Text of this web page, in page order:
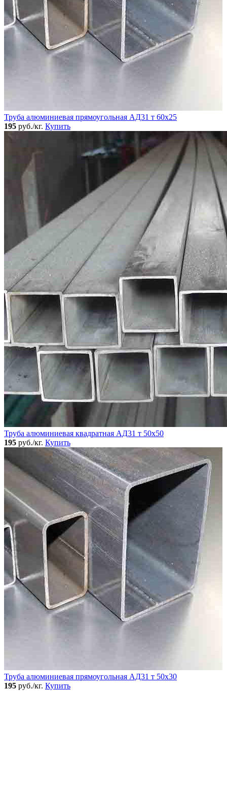
Труба алюминиевая прямоугольная АД31 т 60х25
195 руб./кг. Купить
Труба алюминиевая квадратная АД31 т 50х50
195 руб./кг. Купить
Труба алюминиевая прямоугольная АД31 т 50х30
195 руб./кг. Купить